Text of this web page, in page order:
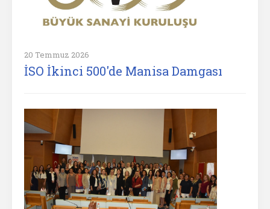
20 Temmuz 2026
İSO İkinci 500'de Manisa Damgası